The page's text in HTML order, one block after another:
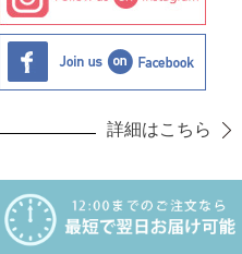
詳細はこちら